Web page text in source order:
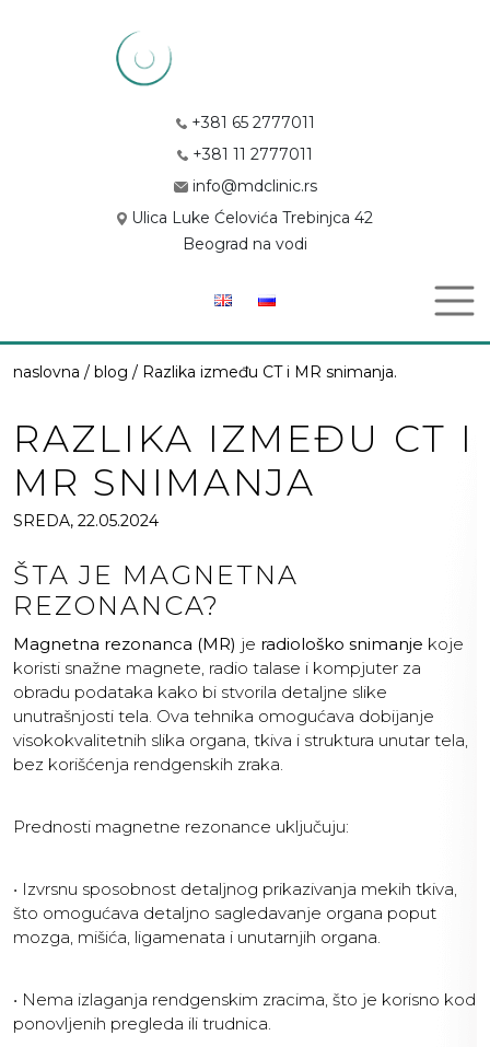
+381 65 2777011
+381 11 2777011
info@mdclinic.rs
Ulica Luke Ćelovića Trebinjca 42
Beograd na vodi
naslovna / blog / Razlika između CT i MR snimanja.
RAZLIKA IZMEĐU CT I
MR SNIMANJA
SREDA, 22.05.2024
ŠTA JE MAGNETNA
REZONANCA?
Magnetna rezonanca (MR) je radiološko snimanje koje
koristi snažne magnete, radio talase i kompjuter za
obradu podataka kako bi stvorila detaljne slike
unutrašnjosti tela. Ova tehnika omogućava dobijanje
visokokvalitetnih slika organa, tkiva i struktura unutar tela,
bez korišćenja rendgenskih zraka.
Prednosti magnetne rezonance uključuju:
• Izvrsnu sposobnost detaljnog prikazivanja mekih tkiva,
što omogućava detaljno sagledavanje organa poput
mozga, mišića, ligamenata i unutarnjih organa.
• Nema izlaganja rendgenskim zracima, što je korisno kod
ponovljenih pregleda ili trudnica.